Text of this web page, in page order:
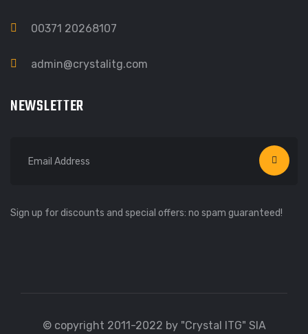
00371 20268107
admin@crystalitg.com
NEWSLETTER
Sign up for discounts and special offers: no spam guaranteed!
© copyright 2011-2022 by "Crystal ITG" SIA